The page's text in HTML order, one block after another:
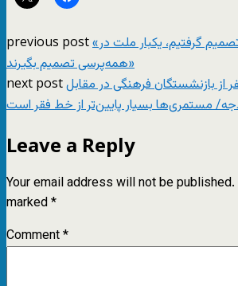
previous post«چهار دهه ما تصمیم گرفتیم، یکبار ملت در
همه‌پرسی تصمیم‌ بگیرند»
next postاز بازنشستگان فرهنگی در مقابل
مستمری‌ها بسیار پایین‌تر از خط فقر است
Leave a Reply
Your email address will not be published.
marked*
Comment*